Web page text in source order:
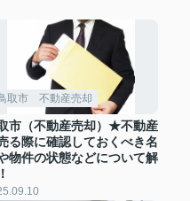
取市 不動産売却
市（不動産売却）★不動産
る際に確認しておくべき名
物件の状態などについて解